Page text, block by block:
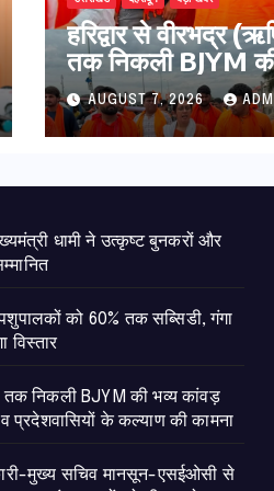
​हरिद्वार से वीरभद्र
तक निकली BJYM
कांवड़ यात्रा; तेजस्वी
की देश व
कल्याण की कामना
AUGUST 7, 2026
धामी ने उत्कृष्ट बुनकरों और
को 60% तक सब्सिडी, गंगा
विस्तार
तक निकली BJYM की भव्य कांवड़
प्रदेशवासियों के कल्याण की कामना
मुख्य सचिव मानसून-एसईओसी से